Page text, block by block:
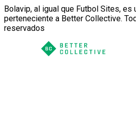
Bolavip, al igual que Futbol Sites, es
perteneciente a Better Collective.
reservados